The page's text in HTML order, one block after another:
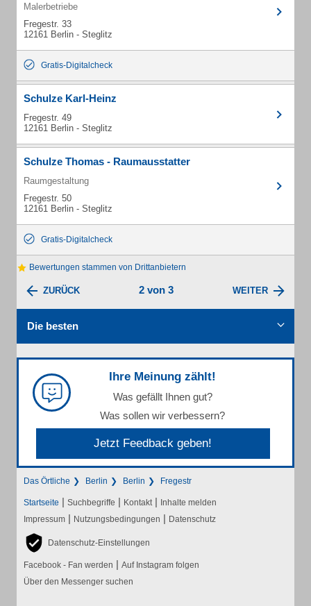
Malerbetriebe
Fregestr. 33
12161 Berlin - Steglitz
Gratis-Digitalcheck
Schulze Karl-Heinz
Fregestr. 49
12161 Berlin - Steglitz
Schulze Thomas - Raumausstatter
Raumgestaltung
Fregestr. 50
12161 Berlin - Steglitz
Gratis-Digitalcheck
Bewertungen stammen von Drittanbietern
ZURÜCK 2 von 3 WEITER
Die besten
Ihre Meinung zählt!
Was gefällt Ihnen gut?
Was sollen wir verbessern?
Jetzt Feedback geben!
Das Örtliche Berlin Berlin Fregestr
Startseite | Suchbegriffe | Kontakt | Inhalte melden
Impressum | Nutzungsbedingungen | Datenschutz
Datenschutz-Einstellungen
Facebook - Fan werden | Auf Instagram folgen
Über den Messenger suchen